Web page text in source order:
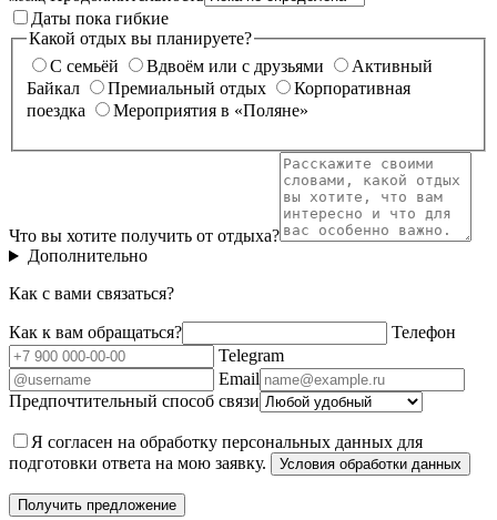
Даты пока гибкие
Какой отдых вы планируете?
С семьёй
Вдвоём или с друзьями
Активный
Байкал
Премиальный отдых
Корпоративная
поездка
Мероприятия в «Поляне»
Что вы хотите получить от отдыха?
Дополнительно
Как с вами связаться?
Как к вам обращаться?
Телефон
Telegram
Email
Предпочтительный способ связи
Я согласен на обработку персональных данных для
подготовки ответа на мою заявку.
Условия обработки данных
Получить предложение